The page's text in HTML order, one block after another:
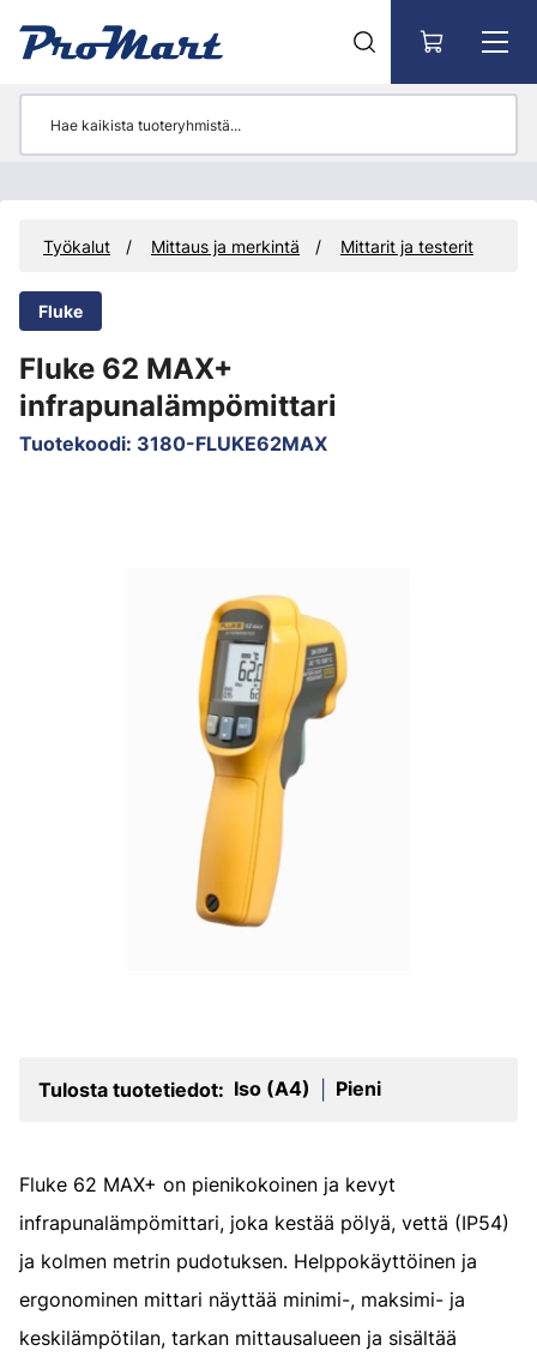
Työkalut Mittaus ja merkintä Mittarit ja testerit
Fluke
Fluke 62 MAX+
infrapunalämpömittari
Tuotekoodi: 3180-FLUKE62MAX
Tulosta tuotetiedot: Iso (A4) Pieni
Fluke 62 MAX+ on pienikokoinen ja kevyt
infrapunalämpömittari, joka kestää pölyä, vettä (IP54)
ja kolmen metrin pudotuksen. Helppokäyttöinen ja
ergonominen mittari näyttää minimi-, maksimi- ja
keskilämpötilan, tarkan mittausalueen ja sisältää